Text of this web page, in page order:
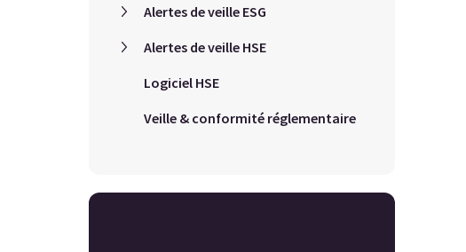
Alertes de veille ESG
Alertes de veille HSE
Logiciel HSE
Veille & conformité réglementaire